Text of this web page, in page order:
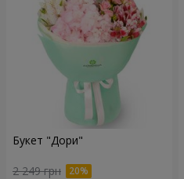
Букет "Дори"
2 249 грн